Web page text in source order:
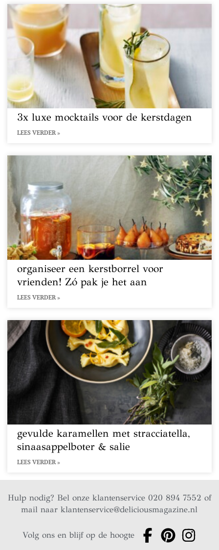
3x luxe mocktails voor de kerstdagen
LEES VERDER »
organiseer een kerstborrel voor
vrienden! Zó pak je het aan
LEES VERDER »
gevulde karamellen met stracciatella,
sinaasappelboter & salie
LEES VERDER »
Hulp nodig? Bel onze klantenservice 020 894 7552 of
mail naarklantenservice@deliciousmagazine.nl
Volg ons en blijf op de hoogte